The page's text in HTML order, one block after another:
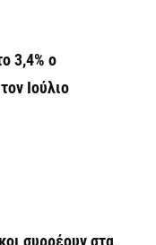
3,4% ο
Ιούλιο